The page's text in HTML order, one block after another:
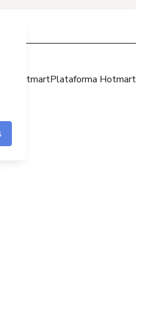
Site HotmartPlataforma Hotmart